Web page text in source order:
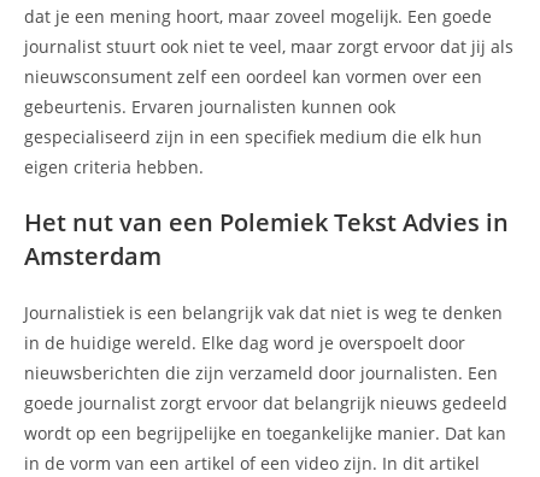
dat je een mening hoort, maar zoveel mogelijk. Een goede
journalist stuurt ook niet te veel, maar zorgt ervoor dat jij als
nieuwsconsument zelf een oordeel kan vormen over een
gebeurtenis. Ervaren journalisten kunnen ook
gespecialiseerd zijn in een specifiek medium die elk hun
eigen criteria hebben.
Het nut van een Polemiek Tekst Advies in
Amsterdam
Journalistiek is een belangrijk vak dat niet is weg te denken
in de huidige wereld. Elke dag word je overspoelt door
nieuwsberichten die zijn verzameld door journalisten. Een
goede journalist zorgt ervoor dat belangrijk nieuws gedeeld
wordt op een begrijpelijke en toegankelijke manier. Dat kan
in de vorm van een artikel of een video zijn. In dit artikel